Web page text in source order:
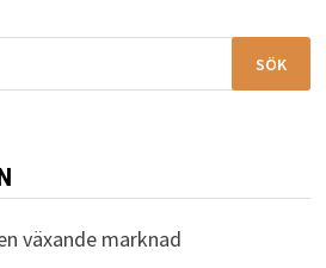
växande marknad